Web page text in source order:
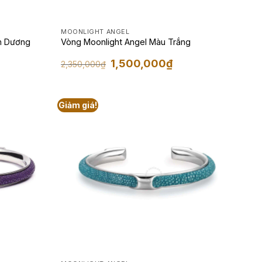
Dương
MOONLIGHT ANGEL
Vòng Moonlight Angel Màu Trắng
2,350,000₫ Giá
gốc
1,500,000₫Giá
hiện
Giảm giá!